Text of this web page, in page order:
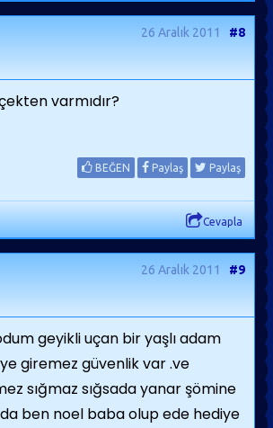
26 Aralık 2011 #8
varmıdır?
BEĞEN Paylaş Paylaş
Cevapla
26 Aralık 2011 #9
geyikli uçan bir yaşlı adam
giremez güvenlik var .ve
sığmaz sığsada yanar şömine
ben noel baba olup ede hediye